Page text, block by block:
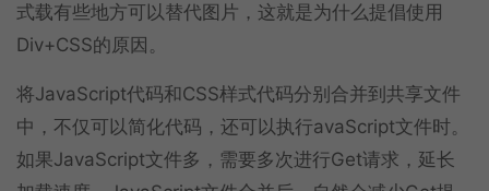
式载有些地方可以替代图片，这就是为什么提倡使用
Div+CSS的原因。
将JavaScript代码和CSS样式代码分别合并到共享文件
中，不仅可以简化代码，还可以执行avaScript文件时。
如果JavaScript文件多，需要多次进行Get请求，延长